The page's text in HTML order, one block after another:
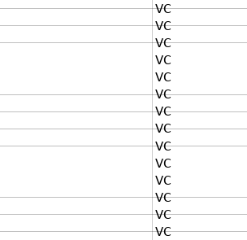
VC
VC
VC
VC
VC
VC
VC
VC
VC
VC
VC
VC
VC
VC